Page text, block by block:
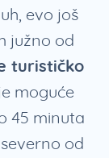
evo još
južno od
turističko
moguće
45 minuta
od